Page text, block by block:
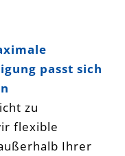
passt sich
zu
flexible
Ihrer